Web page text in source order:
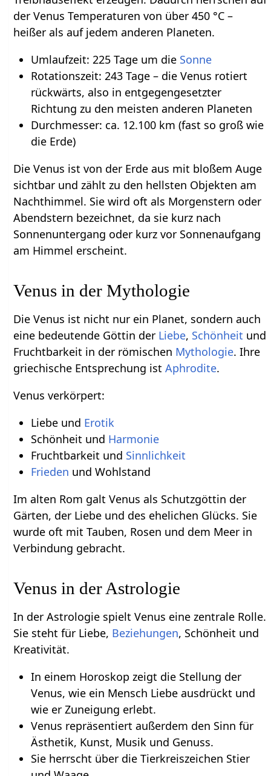
der Venus Temperaturen von über 450 °C –
heißer als auf jedem anderen Planeten.
Umlaufzeit: 225 Tage um die Sonne
Rotationszeit: 243 Tage – die Venus rotiert
rückwärts, also in entgegengesetzter
Richtung zu den meisten anderen Planeten
Durchmesser: ca. 12.100 km (fast so groß wie
die Erde)
Die Venus ist von der Erde aus mit bloßem Auge
sichtbar und zählt zu den hellsten Objekten am
Nachthimmel. Sie wird oft als Morgenstern oder
Abendstern bezeichnet, da sie kurz nach
Sonnenuntergang oder kurz vor Sonnenaufgang
am Himmel erscheint.
Venus in der Mythologie
Die Venus ist nicht nur ein Planet, sondern auch
eine bedeutende Göttin der Liebe, Schönheit und
Fruchtbarkeit in der römischen Mythologie. Ihre
griechische Entsprechung istAphrodite.
Venus verkörpert:
Liebe und Erotik
Schönheit und Harmonie
Fruchtbarkeit und Sinnlichkeit
Frieden und Wohlstand
Im alten Rom galt Venus als Schutzgöttin der
Gärten, der Liebe und des ehelichen Glücks. Sie
wurde oft mit Tauben, Rosen und dem Meer in
Verbindung gebracht.
Venus in der Astrologie
In der Astrologie spielt Venus eine zentrale Rolle.
Sie steht für Liebe, Beziehungen, Schönheit und
Kreativität.
In einem Horoskop zeigt die Stellung der
Venus, wie ein Mensch Liebe ausdrückt und
wie er Zuneigung erlebt.
Venus repräsentiert außerdem den Sinn für
Ästhetik, Kunst, Musik und Genuss.
Sie herrscht über die Tierkreiszeichen Stier